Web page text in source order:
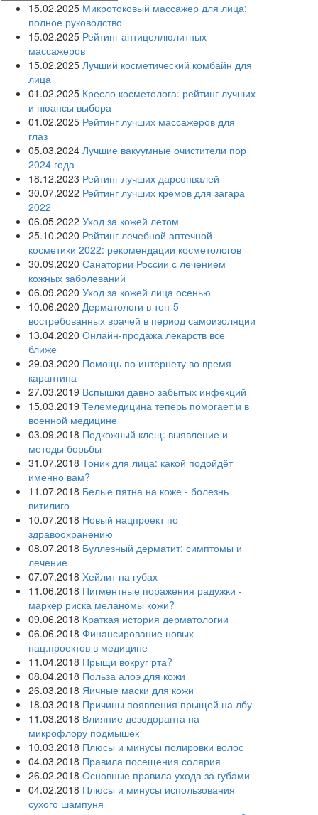
15.02.2025 Микротоковый массажер для лица:
полное руководство
15.02.2025 Рейтинг антицеллюлитных
массажеров
15.02.2025 Лучший косметический комбайн для
лица
01.02.2025 Кресло косметолога: рейтинг лучших
и нюансы выбора
01.02.2025 Рейтинг лучших массажеров для
глаз
05.03.2024 Лучшие вакуумные очистители пор
2024 года
18.12.2023 Рейтинг лучших дарсонвалей
30.07.2022 Рейтинг лучших кремов для загара
2022
06.05.2022 Уход за кожей летом
25.10.2020 Рейтинг лечебной аптечной
косметики 2022: рекомендации косметологов
30.09.2020 Санатории России с лечением
кожных заболеваний
06.09.2020 Уход за кожей лица осенью
10.06.2020 Дерматологи в топ-5
востребованных врачей в период самоизоляции
13.04.2020 Онлайн-продажа лекарств все
ближе
29.03.2020 Помощь по интернету во время
карантина
27.03.2019 Вспышки давно забытых инфекций
15.03.2019 Телемедицина теперь помогает и в
военной медицине
03.09.2018 Подкожный клещ: выявление и
методы борьбы
31.07.2018 Тоник для лица: какой подойдёт
именно вам?
11.07.2018 Белые пятна на коже - болезнь
витилиго
10.07.2018 Новый нацпроект по
здравоохранению
08.07.2018 Буллезный дерматит: симптомы и
лечение
07.07.2018 Хейлит на губах
11.06.2018 Пигментные поражения радужки -
маркер риска меланомы кожи?
09.06.2018 Краткая история дерматологии
06.06.2018 Финансирование новых
нац.проектов в медицине
11.04.2018 Прыщи вокруг рта?
08.04.2018 Польза алоэ для кожи
26.03.2018 Яичные маски для кожи
18.03.2018 Причины появления прыщей на лбу
11.03.2018 Влияние дезодоранта на
микрофлору подмышек
10.03.2018 Плюсы и минусы полировки волос
04.03.2018 Правила посещения солярия
26.02.2018 Основные правила ухода за губами
04.02.2018 Плюсы и минусы использования
сухого шампуня